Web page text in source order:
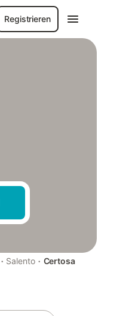
Registrieren
· Salento · Certosa